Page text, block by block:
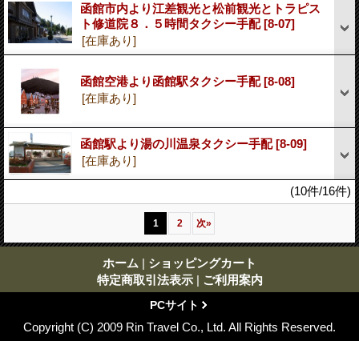
函館市内より江差観光と松前観光とトラピス
ト修道院８．５時間タクシー手配[8-07]
[在庫あり]
函館空港より函館駅タクシー手配[8-08]
[在庫あり]
函館駅より湯の川温泉タクシー手配[8-09]
[在庫あり]
(10件/16件)
1 2 次»
ホーム | ショッピングカート
特定商取引法表示 | ご利用案内
PCサイト
Copyright (C) 2009 Rin Travel Co., Ltd. All Rights Reserved.